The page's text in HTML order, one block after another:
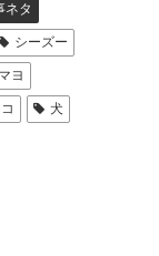
ネタ
シーズー
ヨ
犬